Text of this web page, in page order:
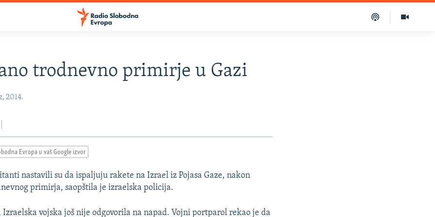
trodnevno primirje u Gazi
2014.
Evropa u vaš Google izvor
nastavili su da ispaljuju rakete na Izrael iz Pojasa Gaze, nakon
primirja, saopštila je izraelska policija.
Izraelska vojska još nije odgovorila na napad. Vojni portparol rekao je da